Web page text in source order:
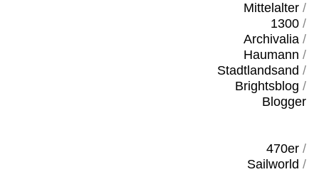
Mittelalter/
1300/
Archivalia/
Haumann /
Stadtlandsand /
Brightsblog /
Blogger
470er/
Sailworld /